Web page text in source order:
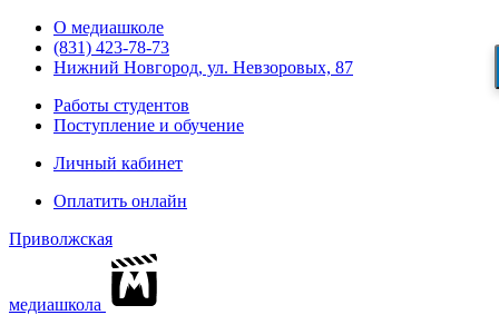
О медиашколе
(831) 423-78-73
Нижний Новгород, ул. Невзоровых, 87
Работы студентов
Поступление и обучение
Личный кабинет
Оплатить онлайн
Приволжская
медиашкола